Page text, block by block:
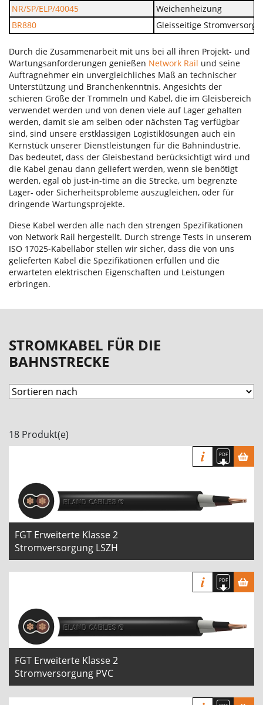
NR/SP/ELP/40045
Weichenheizung
BR880
Gleisseitige
Durch die Zusammenarbeit mit uns bei all ihren Projekt- und
Wartungsanforderungen genießen Network Rail und seine
Auftragnehmer ein unvergleichliches Maß an technischer
Unterstützung und Branchenkenntnis. Angesichts der
schieren Größe der Trommeln und Kabel, die im Gleisbereich
verwendet werden und von denen viele auf Lager gehalten
werden, damit sie am selben oder nächsten Tag verfügbar
sind, sind unsere erstklassigen Logistiklösungen auch ein
Kernstück unserer Dienstleistungen für die Bahnindustrie.
Das bedeutet, dass der Gleisbestand berücksichtigt wird und
die Kabel genau dann geliefert werden, wenn sie benötigt
werden, egal ob just-in-time an die Strecke, um begrenzte
Lager- oder Sicherheitsprobleme auszugleichen, oder für
dringende Wartungsprojekte.
Diese Kabel werden alle nach den strengen Spezifikationen
von Network Rail hergestellt. Durch strenge Tests in unserem
ISO 17025-Kabellabor stellen wir sicher, dass die von uns
gelieferten Kabel die Spezifikationen erfüllen und die
erwarteten elektrischen Eigenschaften und Leistungen
erbringen.
STROMKABEL FÜR DIE
BAHNSTRECKE
18 Produkt(e)
FGT Erweiterte Klasse 2
Stromversorgung LSZH
FGT Erweiterte Klasse 2
Stromversorgung PVC